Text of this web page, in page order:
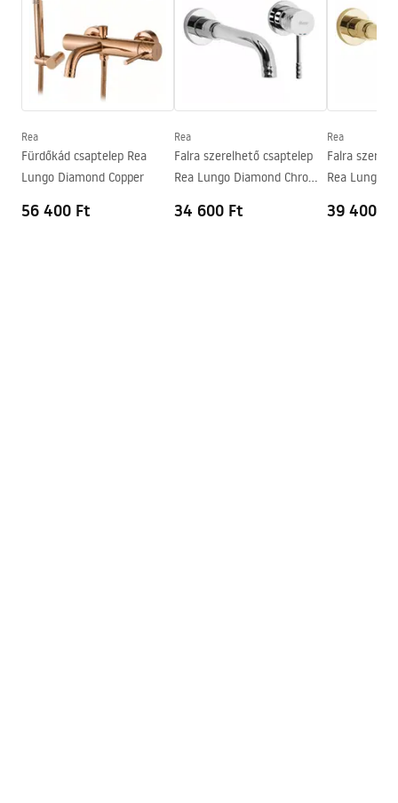
Anyag
Sárgaréz
Kifolyó tartomány
190
mm
Bevonási technológia
Csatlakozás átmérője
Garancia
Garanciális feltételek
Warranty_Terms_and_Conditions_Faucets_-_5.pdf
Rea
Fürdőkád csaptelep Rea
Lungo Diamond Copper
56 400 Ft
Rea
Falra szerelhető csaptelep
Rea Lungo Diamond Chrom
34 600 Ft
Rea
Falra
Rea Lungo
39 400 Ft